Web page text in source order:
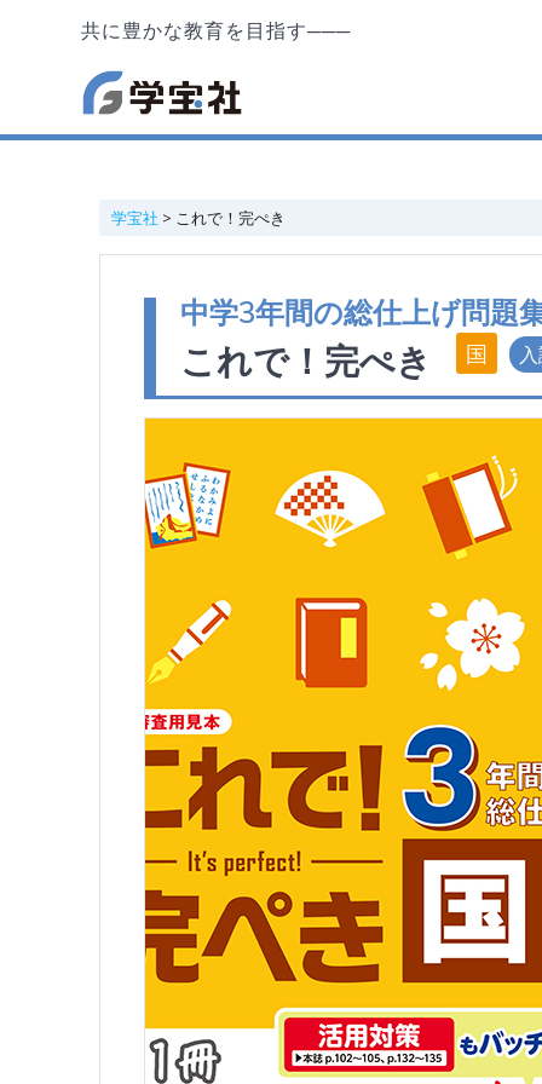
共に豊かな教育を目指す───
学宝社 > これで！完ぺき
中学3年間の総仕上げ問題
これで！完ぺき